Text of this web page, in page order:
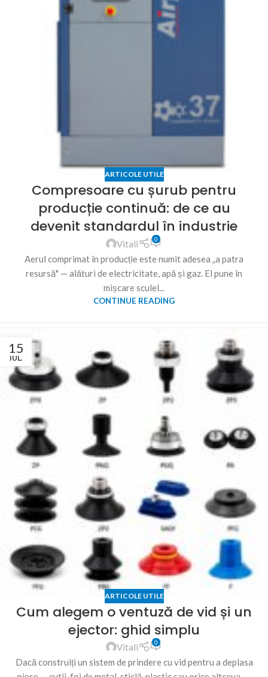
ARTICOLE UTILE
Compresoare cu șurub pentru
producție continuă: de ce au
devenit standardul în industrie
Vitali 0
Aerul comprimat în producție este numit adesea „a patra
resursă" — alături de electricitate, apă și gaz. El pune în
mișcare sculel...
CONTINUE READING
15
IUL.
ARTICOLE UTILE
Cum alegem o ventuză de vid și un
ejector: ghid simplu
Vitali 0
Dacă construiți un sistem de prindere cu vid pentru a deplasa